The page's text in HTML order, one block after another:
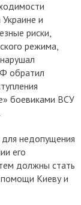
и
риски,
режима,
обратил
боевиками ВСУ
недопущения
его
должны стать
Киеву и